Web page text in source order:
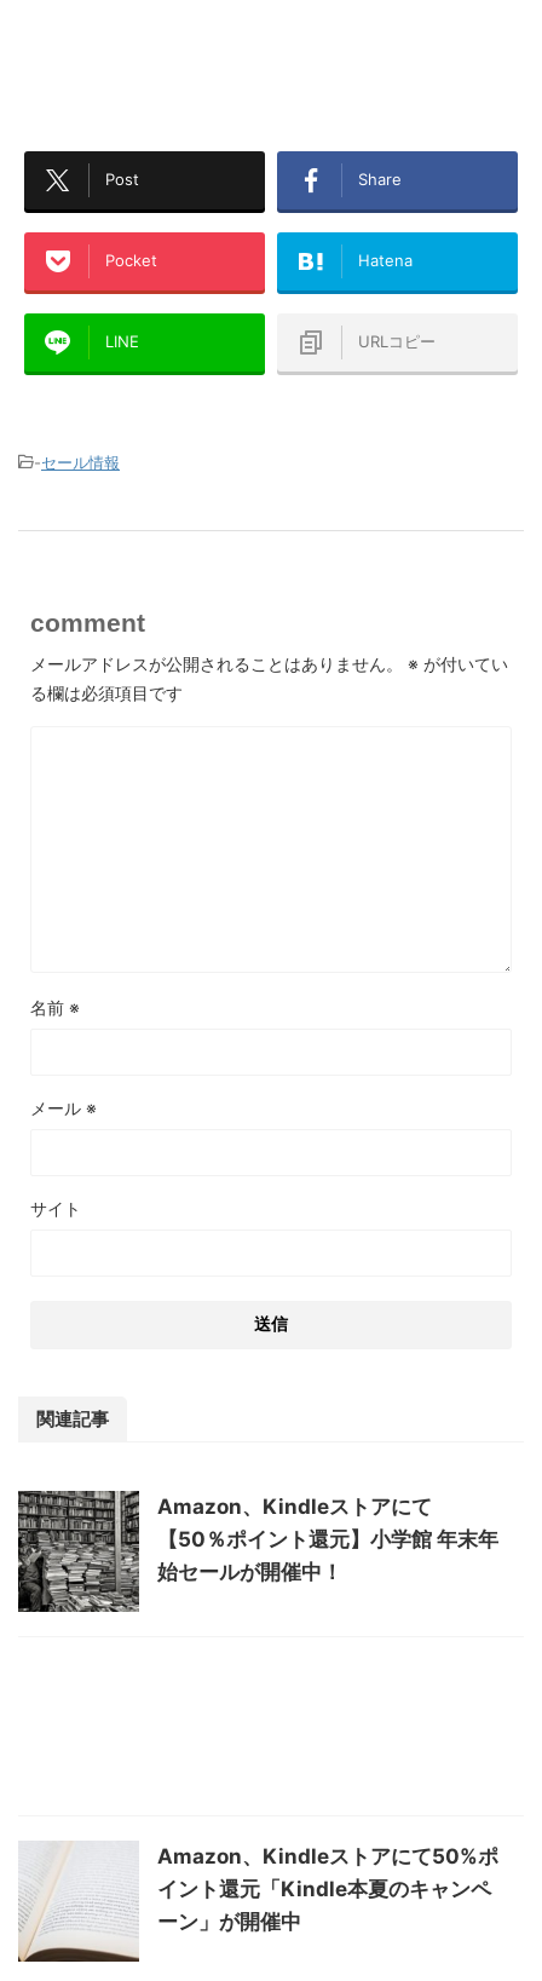
Post Share
Pocket Hatena
LINE URLコピー
-セール情報
comment
メールアドレスが公開されることはありません。 ※ が付いてい
る欄は必須項目です
名前 ※
メール ※
サイト
関連記事
Amazon、Kindleストアにて
【50％ポイント還元】小学館 年末年
始セールが開催中！
Amazon、Kindleストアにて50%ポ
イント還元「Kindle本夏のキャンペ
ーン」が開催中